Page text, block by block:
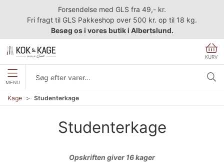
Forsendelse med GLS fra 49,- kr.
Fri fragt til GLS Pakkeshop over 500 kr. op til 18 kg.
Besøg os i vores butik i Albertslund.
KURV
MENU
Kage Studenterkage
Studenterkage
Opskriften giver 16 kager